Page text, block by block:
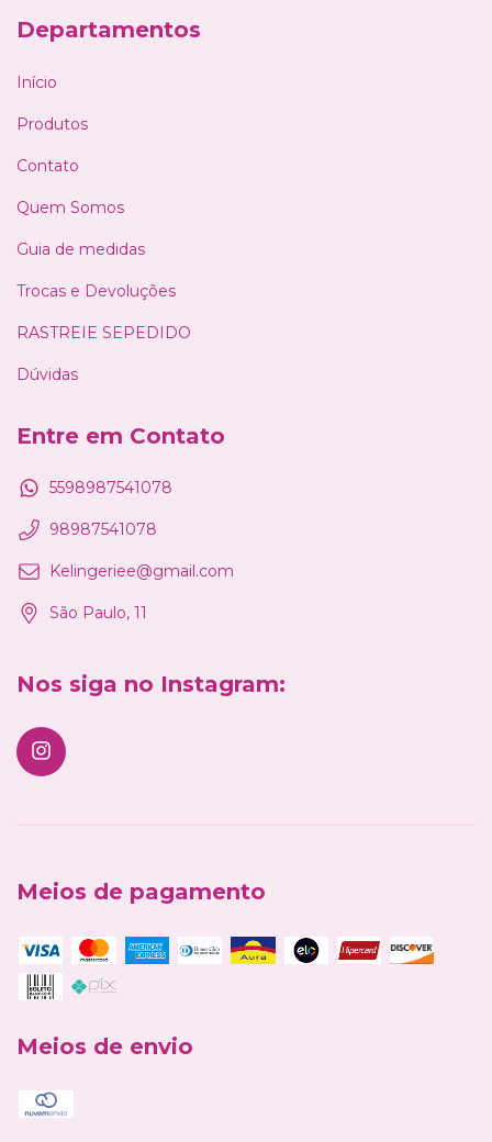
Departamentos
Início
Produtos
Contato
Quem Somos
Guia de medidas
Trocas e Devoluções
RASTREIE SEPEDIDO
Dúvidas
Entre em Contato
5598987541078
98987541078
Kelingeriee@gmail.com
São Paulo, 11
Nos siga no Instagram:
Meios de pagamento
Meios de envio